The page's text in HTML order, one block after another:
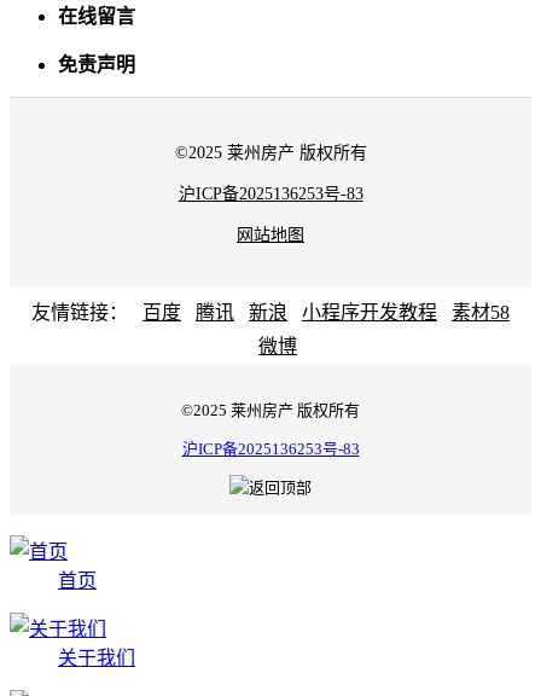
在线留言
免责声明
©2025 莱州房产 版权所有
沪ICP备2025136253号-83
网站地图
友情链接： 百度 腾讯 新浪 小程序开发教程
素材58
微博
©2025 莱州房产 版权所有
沪ICP备2025136253号-83
首页
关于我们